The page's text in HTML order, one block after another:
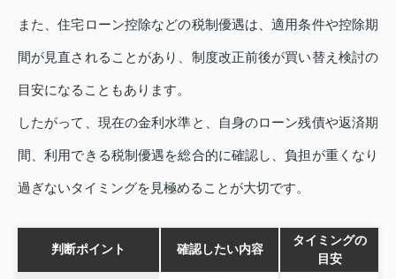
また、住宅ローン控除などの税制優遇は、適用条件や控除期
間が見直されることがあり、制度改正前後が買い替え検討の
目安になることもあります。
したがって、現在の金利水準と、自身のローン残債や返済期
間、利用できる税制優遇を総合的に確認し、負担が重くなり
過ぎないタイミングを見極めることが大切です。
判断ポイント 確認したい内容
タイミングの
目安